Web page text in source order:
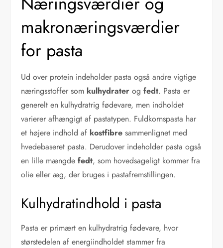
makronæringsværdier
for pasta
Ud over protein indeholder pasta også andre vigtige
næringsstoffer som kulhydrater ogfedt. Pasta er
generelt en kulhydratrig fødevare, men indholdet
varierer afhængigt af pastatypen. Fuldkornspasta har
et højere indhold af kostfibre sammenlignet med
hvedebaseret pasta. Derudover indeholder pasta også
en lille mængdefedt, som hovedsageligt kommer fra
olie eller æg, der bruges i pastafremstillingen.
Kulhydratindhold i pasta
Pasta er primært en kulhydratrig fødevare, hvor
størstedelen af energiindholdet stammer fra